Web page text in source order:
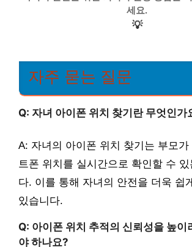
세요.
💡
자주 묻는 질문
Q: 자녀 아이폰 위치 찾기란 무엇인가
A: 자녀의 아이폰 위치 찾기는 부모
트폰 위치를 실시간으로 확인할 수 있
다. 이를 통해 자녀의 안전을 더욱 쉽
있습니다.
Q: 아이폰 위치 추적의 신뢰성을 높이
야 하나요?